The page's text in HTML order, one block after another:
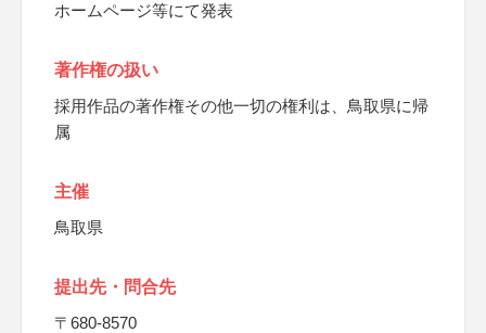
ホームページ等にて発表
著作権の扱い
採用作品の著作権その他一切の権利は、鳥取県に帰
属
主催
鳥取県
提出先・問合先
〒680-8570